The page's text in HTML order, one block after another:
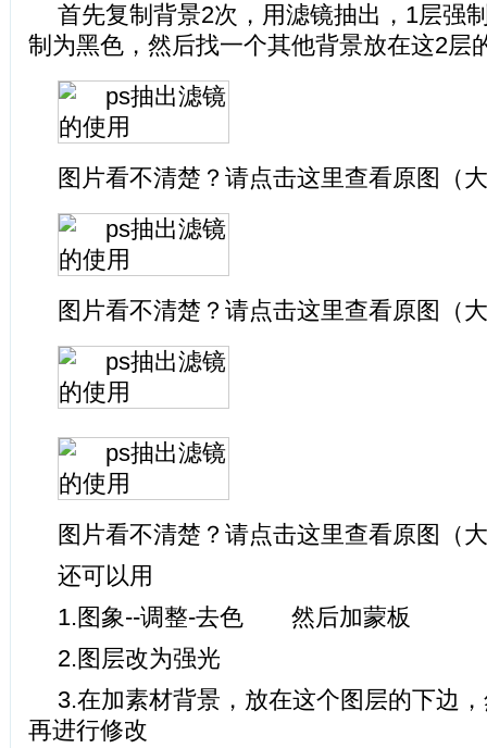
首先复制背景2次，用滤镜抽出，1层强
制为黑色，然后找一个其他背景放在这2层
图片看不清楚？请点击这里查看原图（
图片看不清楚？请点击这里查看原图（
图片看不清楚？请点击这里查看原图
还可以用
1.图象--调整-去色 然后加蒙板
2.图层改为强光
3.在加素材背景，放在这个图层的下边
再进行修改